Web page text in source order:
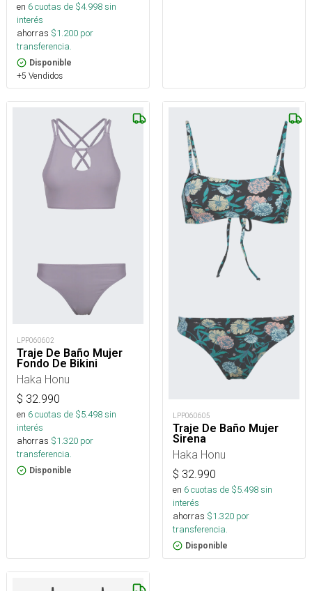
en 6cuotas de $4.998sin
interés
ahorras $1.200 por
transferencia.
Disponible
+5 Vendidos
LPP060602
Traje De Baño Mujer
Fondo De Bikini
Haka Honu
$ 32.990
en 6cuotas de $5.498sin
interés
ahorras $1.320 por
transferencia.
Disponible
LPP060605
Traje De Baño Mujer
Sirena
Haka Honu
$ 32.990
en 6cuotas de $5.498sin
interés
ahorras $1.320 por
transferencia.
Disponible